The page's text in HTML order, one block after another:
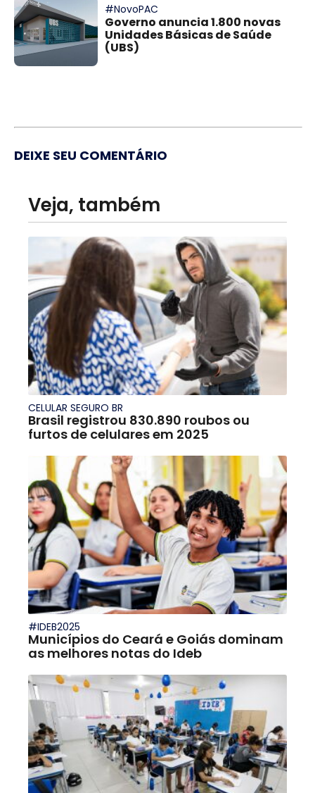
#NovoPAC
Governo anuncia 1.800 novas
Unidades Básicas de Saúde
(UBS)
DEIXE SEU COMENTÁRIO
Veja, também
CELULAR SEGURO BR
Brasil registrou 830.890 roubos ou
furtos de celulares em 2025
#IDEB2025
Municípios do Ceará e Goiás dominam
as melhores notas do Ideb